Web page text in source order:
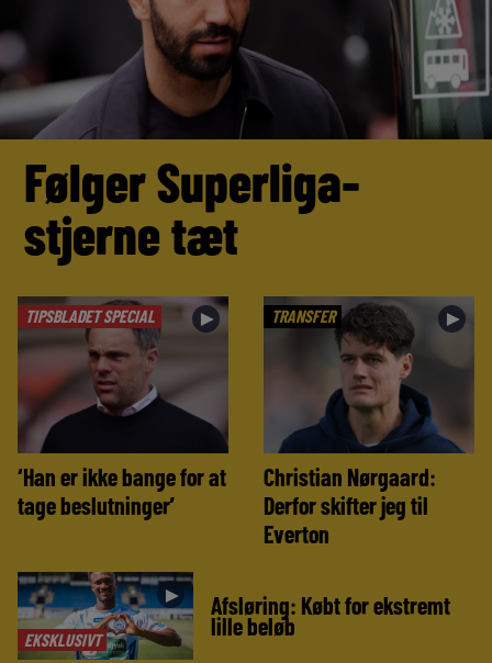
Følger Superliga-
stjerne tæt
TIPSBLADET SPECIAL ►
‘Han er ikke bange for at
tage beslutninger’
TRANSFER ►
Christian Nørgaard:
Derfor skifter jeg til
Everton
EKSKLUSIVT
► Afsløring: Købt for ekstremt
lille beløb